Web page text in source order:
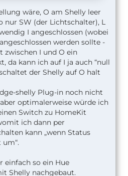
wäre, O am Shelly leer
nur SW (der Lichtschalter), L
I angeschlossen (wobei
werden sollte -
zwischen I und O ein
da kann ich auf I ja auch “null
der Shelly auf O halt
shelly Plug-in noch nicht
optimalerweise würde ich
Switch zu HomeKit
ich dann per
kann „wenn Status
einfach so ein Hue
Shelly nachgebaut.